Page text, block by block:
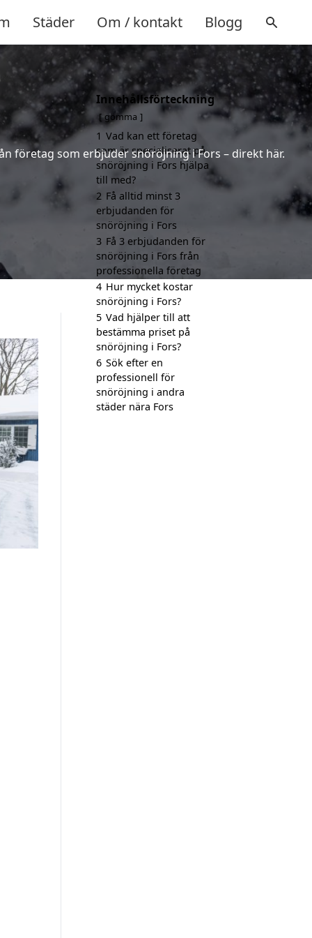
Städer Om / kontakt Blogg
företag som erbjuder snöröjning i Fors – direkt här.
Innehållsförteckning
gömma
1 Vad kan ett företag
som är specialiserat på
snöröjning i Fors hjälpa
till med?
2 Få alltid minst 3
erbjudanden för
snöröjning i Fors
3 Få 3 erbjudanden för
snöröjning i Fors från
professionella företag
4 Hur mycket kostar
snöröjning i Fors?
5 Vad hjälper till att
bestämma priset på
snöröjning i Fors?
6 Sök efter en
professionell för
snöröjning i andra
städer nära Fors